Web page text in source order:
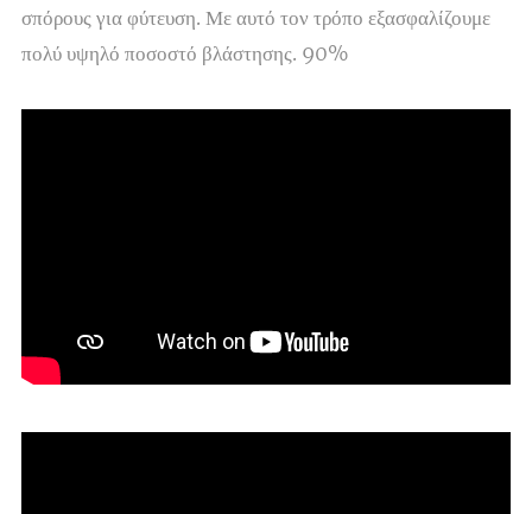
σπόρους για φύτευση. Με αυτό τον τρόπο εξασφαλίζουμε
πολύ υψηλό ποσοστό βλάστησης. 90%